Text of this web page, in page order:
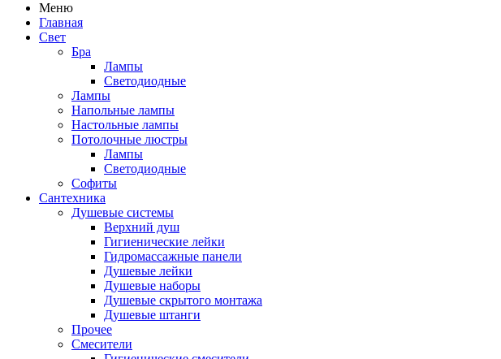
Меню
Главная
Свет
Бра
Лампы
Светодиодные
Лампы
Напольные лампы
Настольные лампы
Потолочные люстры
Лампы
Светодиодные
Софиты
Сантехника
Душевые системы
Верхний душ
Гигиенические лейки
Гидромассажные панели
Душевые лейки
Душевые наборы
Душевые скрытого монтажа
Душевые штанги
Прочее
Смесители